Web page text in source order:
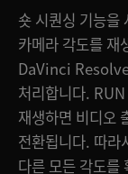
숏 시퀀싱 기능을
카메라 각도를 재
DaVinci Resolve
처리합니다.
재생하면 비디오
전환됩니다. 따라
다른 모든 각도를